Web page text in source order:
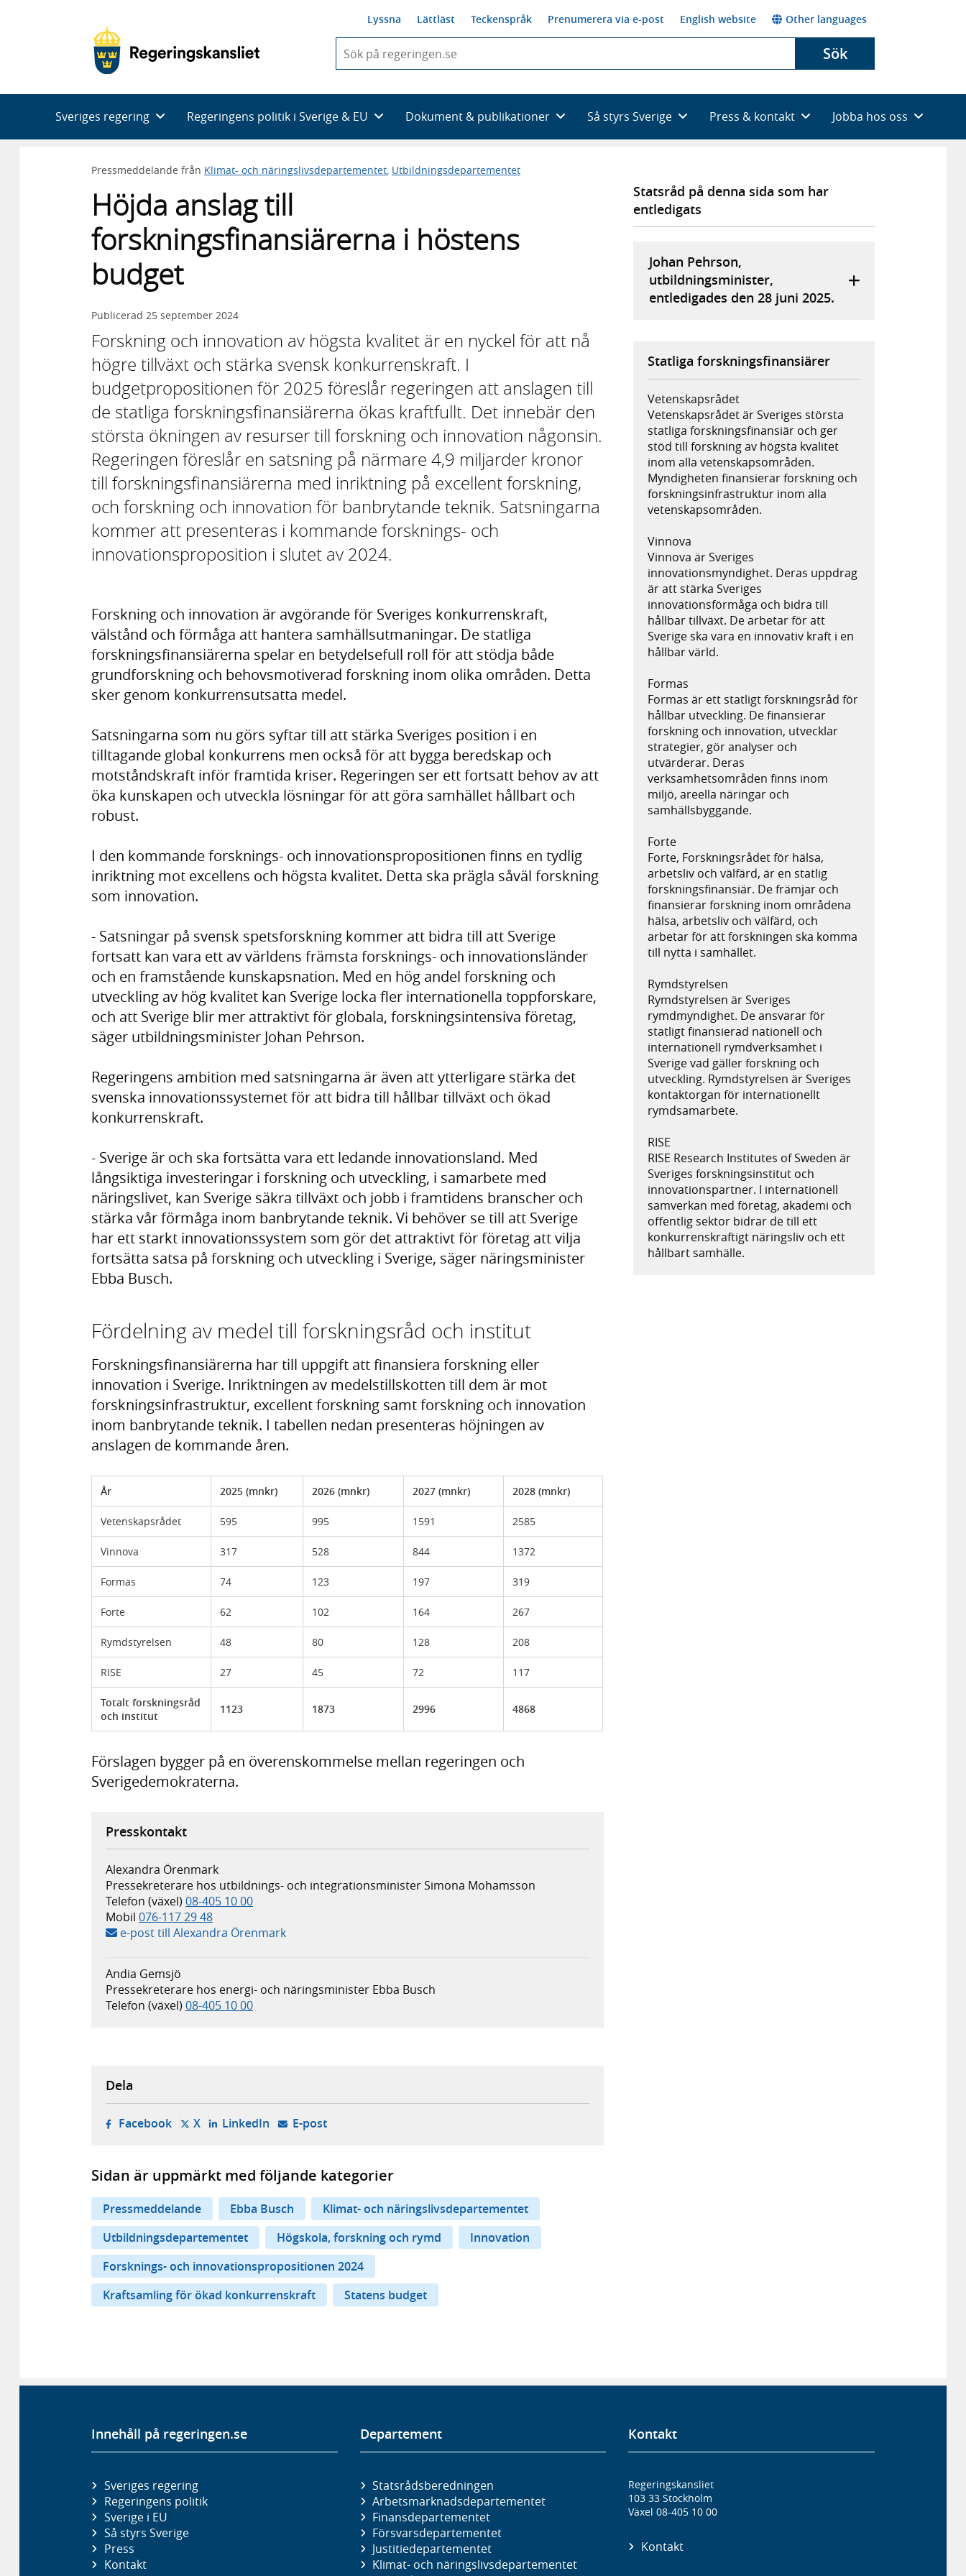
Lyssna Lättläst Teckenspråk Prenumerera via e-post English website Other languages
du
skriva
framträder
en
med
Sök
Sveriges regering Regeringens politik i Sverige & EU Dokument & publikationer Så styrs Sverige Press & kontakt Jobba hos oss
Pressmeddelande från Klimat- och näringslivsdepartementet Utbildningsdepartementet
Höjda anslag till
forskningsfinansiärerna i höstens
budget
Publicerad 25 september 2024
Forskning och innovation av högsta kvalitet är en nyckel för att nå
högre tillväxt och stärka svensk konkurrenskraft. I
budgetpropositionen för 2025 föreslår regeringen att anslagen till
de statliga forskningsfinansiärerna ökas kraftfullt. Det innebär den
största ökningen av resurser till forskning och innovation någonsin.
Regeringen föreslår en satsning på närmare 4,9 miljarder kronor
till forskningsfinansiärerna med inriktning på excellent forskning,
och forskning och innovation för banbrytande teknik. Satsningarna
kommer att presenteras i kommande forsknings- och
innovationsproposition i slutet av 2024.
Forskning och innovation är avgörande för Sveriges konkurrenskraft,
välstånd och förmåga att hantera samhällsutmaningar. De statliga
forskningsfinansiärerna spelar en betydelsefull roll för att stödja både
grundforskning och behovsmotiverad forskning inom olika områden. Detta
sker genom konkurrensutsatta medel.
Satsningarna som nu görs syftar till att stärka Sveriges position i en
tilltagande global konkurrens men också för att bygga beredskap och
motståndskraft inför framtida kriser. Regeringen ser ett fortsatt behov av att
öka kunskapen och utveckla lösningar för att göra samhället hållbart och
robust.
I den kommande forsknings- och innovationspropositionen finns en tydlig
inriktning mot excellens och högsta kvalitet. Detta ska prägla såväl forskning
som innovation.
- Satsningar på svensk spetsforskning kommer att bidra till att Sverige
fortsatt kan vara ett av världens främsta forsknings- och innovationsländer
och en framstående kunskapsnation. Med en hög andel forskning och
utveckling av hög kvalitet kan Sverige locka fler internationella toppforskare,
och att Sverige blir mer attraktivt för globala, forskningsintensiva företag,
säger utbildningsminister Johan Pehrson.
Regeringens ambition med satsningarna är även att ytterligare stärka det
svenska innovationssystemet för att bidra till hållbar tillväxt och ökad
konkurrenskraft.
- Sverige är och ska fortsätta vara ett ledande innovationsland. Med
långsiktiga investeringar i forskning och utveckling, i samarbete med
näringslivet, kan Sverige säkra tillväxt och jobb i framtidens branscher och
stärka vår förmåga inom banbrytande teknik. Vi behöver se till att Sverige
har ett starkt innovationssystem som gör det attraktivt för företag att vilja
fortsätta satsa på forskning och utveckling i Sverige, säger näringsminister
Ebba Busch.
Fördelning av medel till forskningsråd och institut
Forskningsfinansiärerna har till uppgift att finansiera forskning eller
innovation i Sverige. Inriktningen av medelstillskotten till dem är mot
forskningsinfrastruktur, excellent forskning samt forskning och innovation
inom banbrytande teknik. I tabellen nedan presenteras höjningen av
anslagen de kommande åren.
År 2025 (mnkr) 2026 (mnkr) 2027 (mnkr) 2028 (mnkr)
Vetenskapsrådet 595 995 1591 2585
Vinnova 317 528 844 1372
Formas 74 123 197 319
Forte 62 102 164 267
Rymdstyrelsen 48 80 128 208
RISE 27 45 72 117
Totalt forskningsråd
och institut
1123 1873 2996 4868
Förslagen bygger på en överenskommelse mellan regeringen och
Sverigedemokraterna.
Presskontakt
Alexandra Örenmark
Pressekreterare hos utbildnings- och integrationsminister Simona Mohamsson
Telefon (växel) 08-405 10 00
Mobil 076-117 29 48
e-post till Alexandra Örenmark
Andia Gemsjö
Pressekreterare hos energi- och näringsminister Ebba Busch
Telefon (växel) 08-405 10 00
Statsråd på denna sida som har
entledigats
Johan Pehrson,
utbildningsminister,
entledigades den 28 juni 2025.
Statliga forskningsfinansiärer
Vetenskapsrådet
Vetenskapsrådet är Sveriges största
statliga forskningsfinansiär och ger
stöd till forskning av högsta kvalitet
inom alla vetenskapsområden.
Myndigheten finansierar forskning och
forskningsinfrastruktur inom alla
vetenskapsområden.
Vinnova
Vinnova är Sveriges
innovationsmyndighet. Deras uppdrag
är att stärka Sveriges
innovationsförmåga och bidra till
hållbar tillväxt. De arbetar för att
Sverige ska vara en innovativ kraft i en
hållbar värld.
Formas
Formas är ett statligt forskningsråd för
hållbar utveckling. De finansierar
forskning och innovation, utvecklar
strategier, gör analyser och
utvärderar. Deras
verksamhetsområden finns inom
miljö, areella näringar och
samhällsbyggande.
Forte
Forte, Forskningsrådet för hälsa,
arbetsliv och välfärd, är en statlig
forskningsfinansiär. De främjar och
finansierar forskning inom områdena
hälsa, arbetsliv och välfärd, och
arbetar för att forskningen ska komma
till nytta i samhället.
Rymdstyrelsen
Rymdstyrelsen är Sveriges
rymdmyndighet. De ansvarar för
statligt finansierad nationell och
internationell rymdverksamhet i
Sverige vad gäller forskning och
utveckling. Rymdstyrelsen är Sveriges
kontaktorgan för internationellt
rymdsamarbete.
RISE
RISE Research Institutes of Sweden är
Sveriges forskningsinstitut och
innovationspartner. I internationell
samverkan med företag, akademi och
offentlig sektor bidrar de till ett
konkurrenskraftigt näringsliv och ett
hållbart samhälle.
Dela
Facebook- öppnas i ny flik, extern webbplats,
X- öppnas i ny flik, extern webbplats,
LinkedIn- öppnas i ny flik, extern webbplats,
E-post- öppnar din e-postklient,
Sidan är uppmärkt med följande kategorier
Pressmeddelande Ebba Busch
Klimat- och näringslivsdepartementet
Utbildningsdepartementet
Högskola, forskning och rymd
Innovation
Forsknings- och innovationspropositionen 2024
Kraftsamling för ökad konkurrenskraft
Statens budget
Innehåll på regeringen.se
Sveriges regering
Regeringens politik
Sverige i EU
Så styrs Sverige
Press
Kontakt
Departement
Statsrådsberedningen
Arbetsmarknads­departementet
Finans­departementet
Försvars­departementet
Justitie­departementet
Klimat- och näringslivs­departementet
Kontakt
Regeringskansliet
103 33 Stockholm
Växel 08-405 10 00
Kontakt